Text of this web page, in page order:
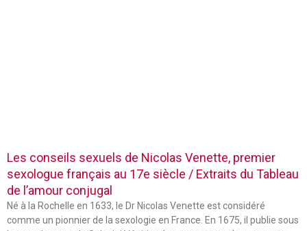
Les conseils sexuels de Nicolas Venette, premier
sexologue français au 17e siècle / Extraits du Tableau
de l’amour conjugal
Né à la Rochelle en 1633, le Dr Nicolas Venette est considéré
comme un pionnier de la sexologie en France. En 1675, il publie sous